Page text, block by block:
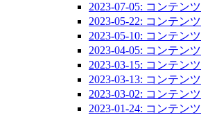
2023-07-05: コンテン
2023-05-22: コンテン
2023-05-10: コンテン
2023-04-05: コンテン
2023-03-15: コンテン
2023-03-13: コンテン
2023-03-02: コンテン
2023-01-24: コンテン